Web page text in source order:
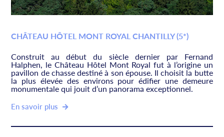
CHÂTEAU HÔTEL MONT ROYAL CHANTILLY (5*)
Construit au début du siècle dernier par Fernand
Halphen, le Château Hôtel Mont Royal fut à l’origine un
pavillon de chasse destiné à son épouse. Il choisit la butte
la plus élevée des environs pour édifier une demeure
monumentale qui jouit d’un panorama exceptionnel.
En savoir plus